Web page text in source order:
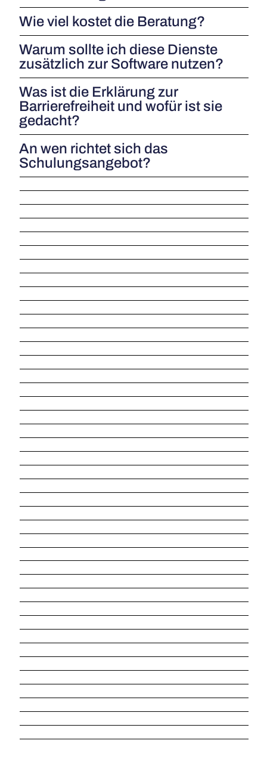
Wie viel kostet die Beratung?
Warum sollte ich diese Dienste
zusätzlich zur Software nutzen?
Was ist die Erklärung zur
Barrierefreiheit und wofür ist sie
gedacht?
An wen richtet sich das
Schulungsangebot?